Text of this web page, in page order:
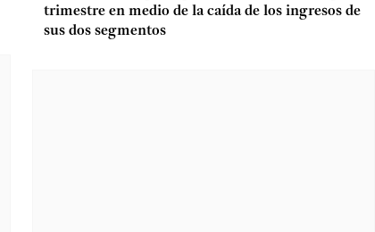
trimestre en medio de la caída de los ingresos de
sus dos segmentos